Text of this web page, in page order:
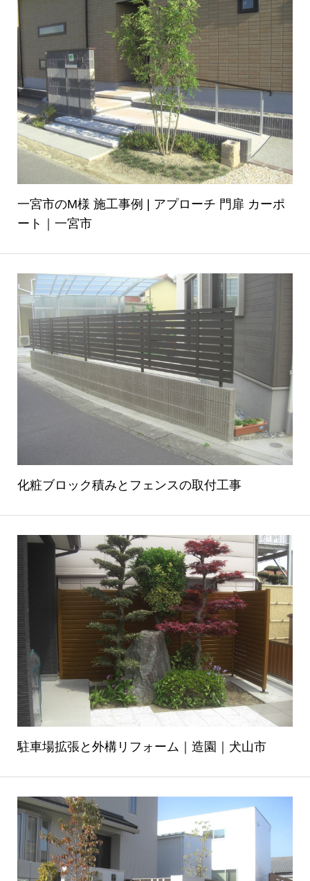
一宮市のM様 施工事例 | アプローチ 門扉 カーポ
ート｜一宮市
化粧ブロック積みとフェンスの取付工事
駐車場拡張と外構リフォーム｜造園｜犬山市